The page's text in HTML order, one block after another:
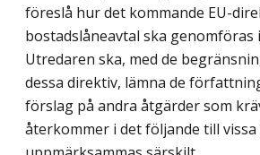
föreslå hur det kommande EU-
bostadslåneavtal ska genomföras
Utredaren ska, med de
dessa direktiv, lämna de
förslag på andra åtgärder som
återkommer i det följande till